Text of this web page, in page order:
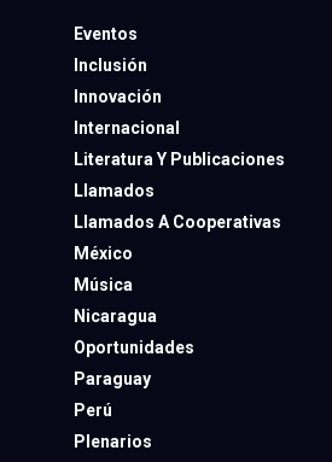
Eventos
Inclusión
Innovación
Internacional
Literatura Y Publicaciones
Llamados
Llamados A Cooperativas
México
Música
Nicaragua
Oportunidades
Paraguay
Perú
Plenarios